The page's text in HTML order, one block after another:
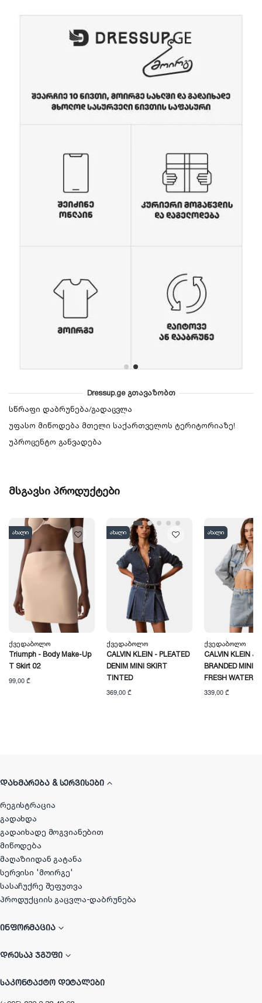
Dressup.ge გთავაზობთ
სწრაფი დაბრუნება/გადაცვლა
უფასო მიწოდება მთელი საქართველოს ტერიტორიაზე!
უპროცენტო განვადება
მსგავსი პროდუქტები
ახალი
Ქვედაბოლო
Triumph - Body Make-Up
T Skirt 02
99,00 ₾
ახალი
Ქვედაბოლო
CALVIN KLEIN - PLEATED
DENIM MINI SKIRT
TINTED
369,00 ₾
ახალი
Ქვედაბოლო
CALVIN KLEIN
BRANDED MINI
FRESH WATER
339,00 ₾
ᲓᲐᲮᲛᲐᲠᲔᲑᲐ & ᲡᲔᲠᲕᲘᲡᲔᲑᲘ
რეგისტრაცია
გადახდა
გადაიხადე მოგვიანებით
მიწოდება
მაღაზიიდან გატანა
სერვისი 'მოირგე'
სასაჩუქრე შეფუთვა
პროდუქციის გაცვლა-დაბრუნება
ᲘᲜᲤᲝᲠᲛᲐᲪᲘᲐ
ᲓᲠᲔᲡᲐᲞ ᲯᲒᲣᲤᲘ
ᲡᲐᲙᲝᲜᲢᲐᲥᲢᲝ ᲓᲔᲢᲐᲚᲔᲑᲘ